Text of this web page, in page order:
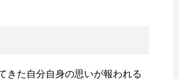
きた自分自身の思いが報われる